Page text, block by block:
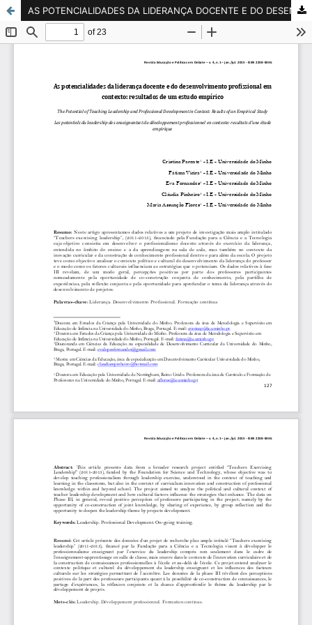
AS POTENCIALIDADES DA LIDERANÇA DOCENTE E DO DESENVOLVIMENTO PROFISSIONAL EM CONTEXTO: RESULTADOS DE UM ESTUDO EMPÃRICO